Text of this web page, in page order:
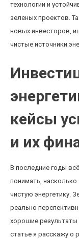
технологии и
зеленых проектов.
новых инвесторов,
чистые источники
кейсы
и их
В последние годы
понимать,
чистую энергетику.
реально
хорошие результаты
статье я расскажу о